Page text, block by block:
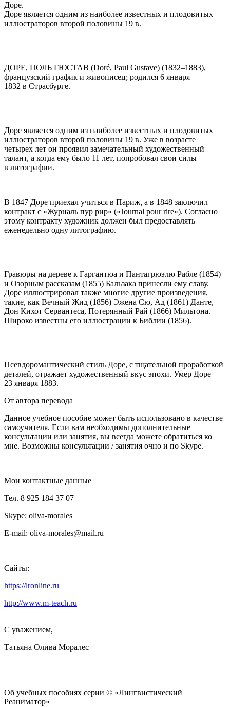
Доре.
Доре является одним из наиболее известных и плодовитых
иллюстраторов второй половины 19 в.
ДОРЕ, ПОЛЬ ГЮСТАВ (Doré, Paul Gustave) (1832–1883),
французский график и живописец; родился 6 января
1832 в Страсбурге.
Доре является одним из наиболее известных и плодовитых
иллюстраторов второй половины 19 в. Уже в возрасте
четырех лет он проявил замечательный художественный
талант, а когда ему было 11 лет, попробовал свои силы
в литографии.
В 1847 Доре приехал учиться в Париж, а в 1848 заключил
контракт с «Журналь пур рир» («Journal pour rire»). Согласно
этому контракту художник должен был предоставлять
еженедельно одну литографию.
Гравюры на дереве к Гаргантюа и Пантагрюэлю Рабле (1854)
и Озорным рассказам (1855) Бальзака принесли ему славу.
Доре иллюстрировал также многие другие произведения,
такие, как Вечный Жид (1856) Эжена Сю, Ад (1861) Данте,
Дон Кихот Сервантеса, Потерянный Рай (1866) Мильтона.
Широко известны его иллюстрации к Библии (1856).
Псевдоромантический стиль Доре, с тщательной проработкой
деталей, отражает художественный вкус эпохи. Умер Доре
23 января 1883.
От автора перевода
Данное учебное пособие может быть использовано в качестве
самоучителя. Если вам необходимы дополнительные
консультации или занятия, вы всегда можете обратиться ко
мне. Возможны консультации / занятия очно и по Skype.
Мои контактные данные
Тел. 8 925 184 37 07
Skype: oliva-morales
E-mail: oliva-morales@mail.ru
Сайты:
https://lronline.ru
http://www.m-teach.ru
С уважением,
Татьяна Олива Моралес
Об учебных пособиях серии © «Лингвистический
Реаниматор»